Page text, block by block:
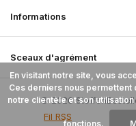
Informations
Sceaux d'agrément
© 2026
Fil RSS
En visitant notre site, vous
Ces derniers nous permettent
notre clientèle et son
fonctions.